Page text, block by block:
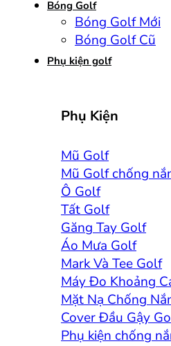
Bóng Golf
Bóng Golf Mới
Bóng Golf Cũ
Phụ kiện golf
Phụ Kiện
Mũ Golf
Mũ Golf chống
Ô Golf
Tất Golf
Găng Tay Golf
Áo Mưa Golf
Mark Và Tee Golf
Máy Đo Khoảng
Mặt Nạ Chống
Cover Đầu Gậy
Phụ kiện chống